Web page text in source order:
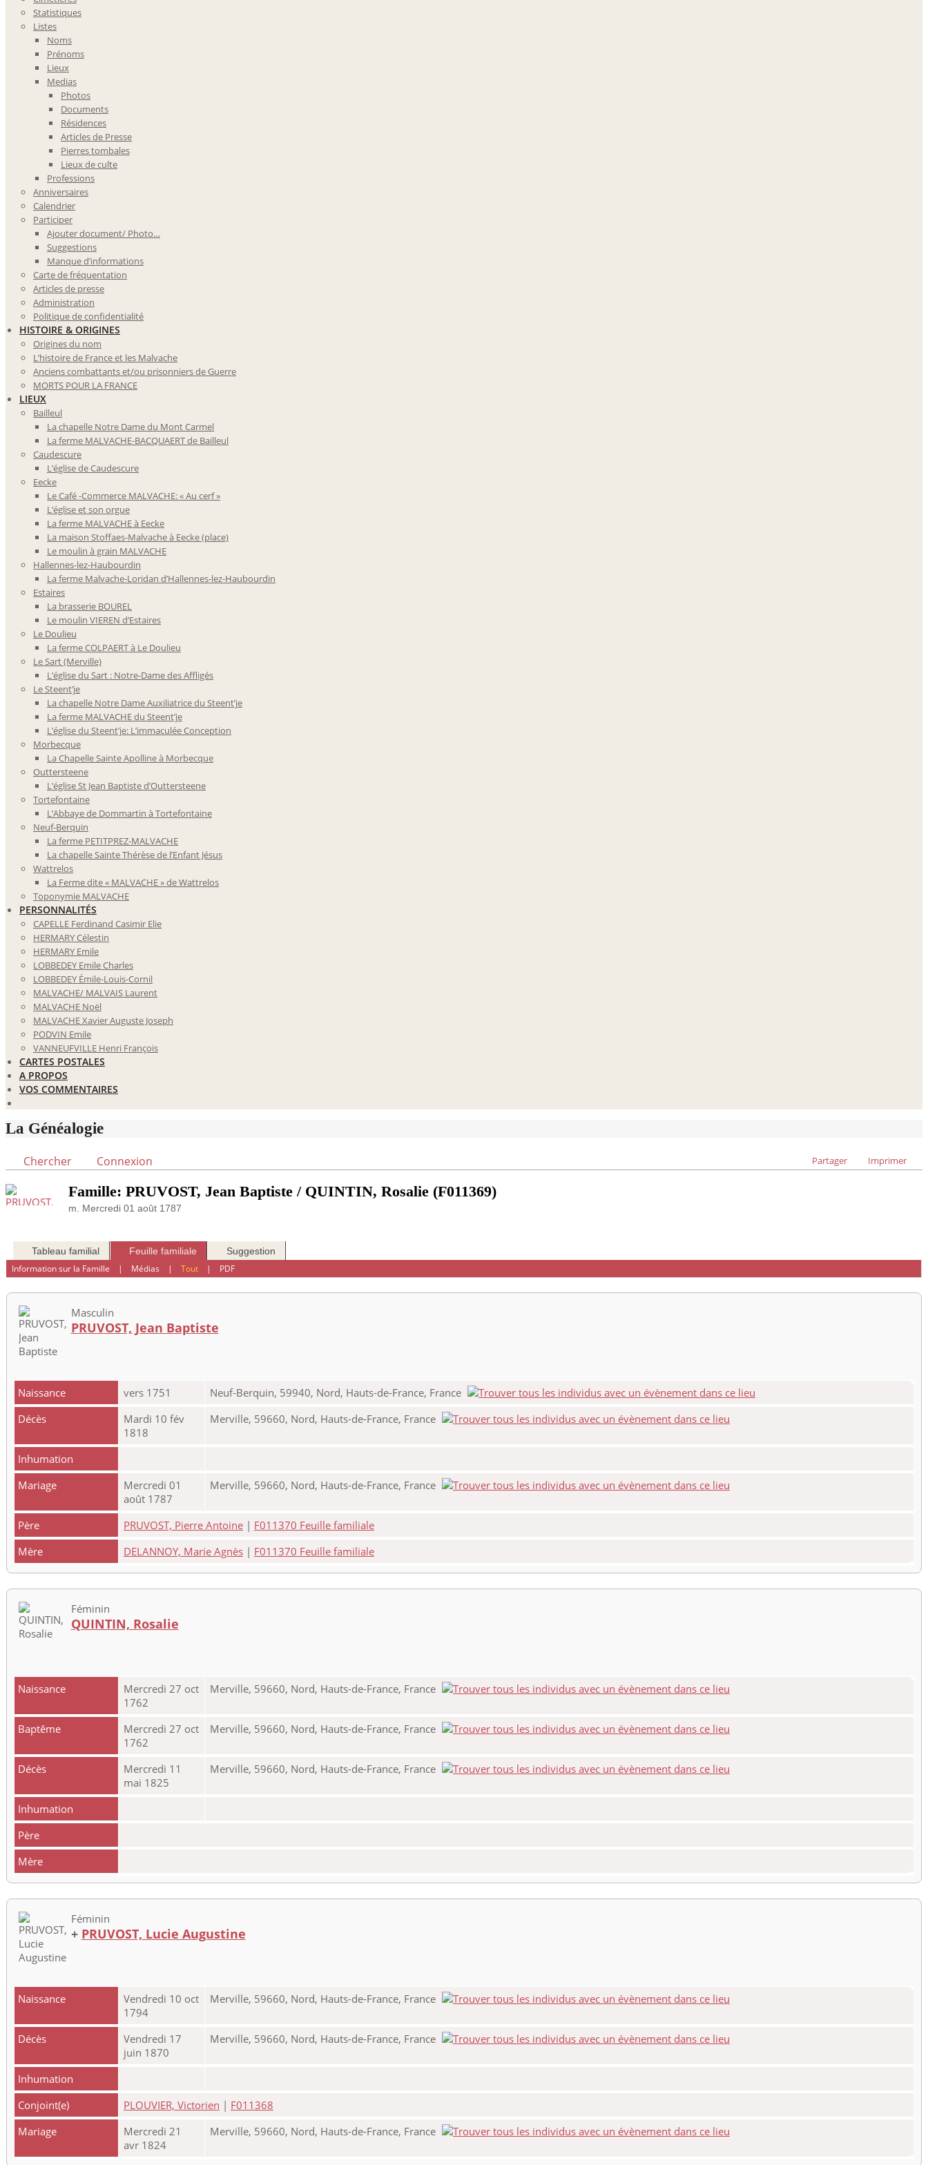
Statistiques
Listes
Noms
Prénoms
Lieux
Medias
Photos
Documents
Résidences
Articles de Presse
Pierres tombales
Lieux de culte
Professions
Anniversaires
Calendrier
Participer
Ajouter document/ Photo…
Suggestions
Manque d’informations
Carte de fréquentation
Articles de presse
Administration
Politique de confidentialité
HISTOIRE & ORIGINES
Origines du nom
L’histoire de France et les Malvache
Anciens combattants et/ou prisonniers de Guerre
MORTS POUR LA FRANCE
LIEUX
Bailleul
La chapelle Notre Dame du Mont Carmel
La ferme MALVACHE-BACQUAERT de Bailleul
Caudescure
L’église de Caudescure
Eecke
Le Café -Commerce MALVACHE: « Au cerf »
L’église et son orgue
La ferme MALVACHE à Eecke
La maison Stoffaes-Malvache à Eecke (place)
Le moulin à grain MALVACHE
Hallennes-lez-Haubourdin
La ferme Malvache-Loridan d’Hallennes-lez-Haubourdin
Estaires
La brasserie BOUREL
Le moulin VIEREN d’Estaires
Le Doulieu
La ferme COLPAERT à Le Doulieu
Le Sart (Merville)
L’église du Sart : Notre-Dame des Affligés
Le Steent’je
La chapelle Notre Dame Auxiliatrice du Steent’je
La ferme MALVACHE du Steent’je
L’église du Steent’je: L’immaculée Conception
Morbecque
La Chapelle Sainte Apolline à Morbecque
Outtersteene
L’église St Jean Baptiste d’Outtersteene
Tortefontaine
L’Abbaye de Dommartin à Tortefontaine
Neuf-Berquin
La ferme PETITPREZ-MALVACHE
La chapelle Sainte Thérèse de l’Enfant Jésus
Wattrelos
La Ferme dite « MALVACHE » de Wattrelos
Toponymie MALVACHE
PERSONNALITÉS
CAPELLE Ferdinand Casimir Elie
HERMARY Célestin
HERMARY Emile
LOBBEDEY Emile Charles
LOBBEDEY Émile-Louis-Cornil
MALVACHE/ MALVAIS Laurent
MALVACHE Noël
MALVACHE Xavier Auguste Joseph
PODVIN Emile
VANNEUFVILLE Henri François
CARTES POSTALES
A PROPOS
VOS COMMENTAIRES
La Généalogie
Chercher Connexion Partager Imprimer
Famille: PRUVOST, Jean Baptiste / QUINTIN, Rosalie (F011369)
m. Mercredi 01 août 1787
Tableau familial Feuille familiale Suggestion
Information sur la Famille | Médias |Tout | PDF
Masculin
PRUVOST, Jean Baptiste
Naissance vers 1751
Neuf-Berquin, 59940, Nord, Hauts-de-France, France
Décès
Mardi 10 fév
1818
Merville, 59660, Nord, Hauts-de-France, France
Inhumation
Mariage
Mercredi 01
août 1787
Merville, 59660, Nord, Hauts-de-France, France
Père PRUVOST, Pierre Antoine | F011370 Feuille familiale
Mère
DELANNOY, Marie Agnès | F011370 Feuille familiale
Féminin
QUINTIN, Rosalie
Naissance
Mercredi 27 oct
1762
Merville, 59660, Nord, Hauts-de-France, France
Baptême
Mercredi 27 oct
1762
Merville, 59660, Nord, Hauts-de-France, France
Décès
Mercredi 11
mai 1825
Merville, 59660, Nord, Hauts-de-France, France
Inhumation
Père
Mère
Féminin
+ PRUVOST, Lucie Augustine
Naissance
Vendredi 10 oct
1794
Merville, 59660, Nord, Hauts-de-France, France
Décès
Vendredi 17
juin 1870
Merville, 59660, Nord, Hauts-de-France, France
Inhumation
Conjoint(e)
PLOUVIER, Victorien | F011368
Mariage
Mercredi 21
avr 1824
Merville, 59660, Nord, Hauts-de-France, France